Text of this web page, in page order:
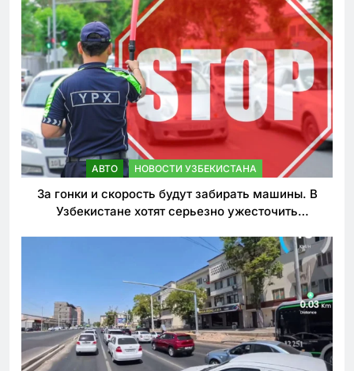
АВТО НОВОСТИ УЗБЕКИСТАНА
За гонки и скорость будут забирать машины. В
Узбекистане хотят серьезно ужесточить